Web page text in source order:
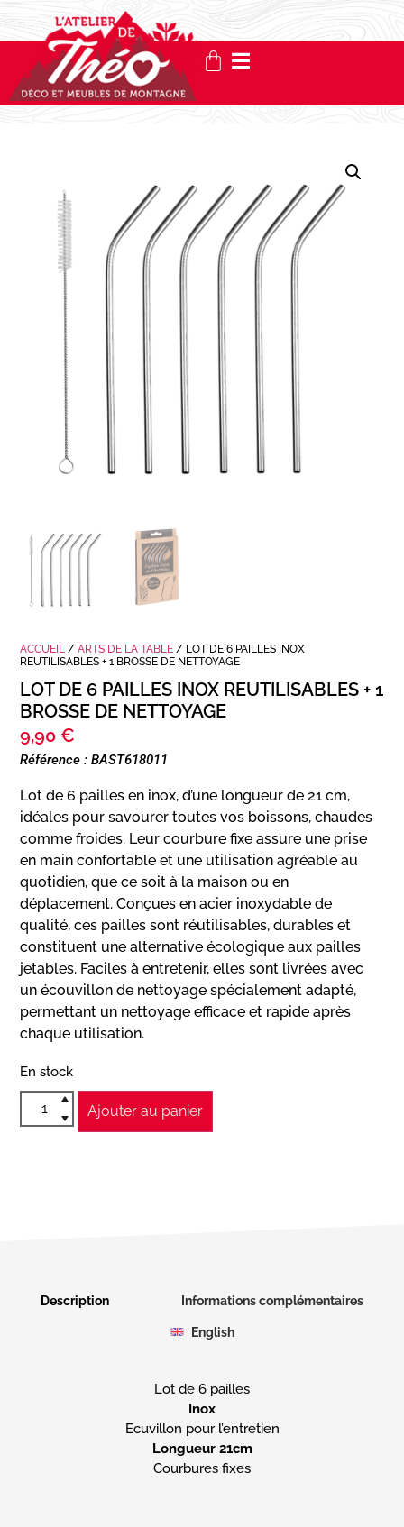
ACCUEIL /ARTS DE LA TABLE / LOT DE 6 PAILLES INOX
REUTILISABLES + 1 BROSSE DE NETTOYAGE
LOT DE 6 PAILLES INOX REUTILISABLES + 1
BROSSE DE NETTOYAGE
9,90 €
Référence : BAST618011
Lot de 6 pailles en inox, d’une longueur de 21 cm,
idéales pour savourer toutes vos boissons, chaudes
comme froides. Leur courbure fixe assure une prise
en main confortable et une utilisation agréable au
quotidien, que ce soit à la maison ou en
déplacement. Conçues en acier inoxydable de
qualité, ces pailles sont réutilisables, durables et
constituent une alternative écologique aux pailles
jetables. Faciles à entretenir, elles sont livrées avec
un écouvillon de nettoyage spécialement adapté,
permettant un nettoyage efficace et rapide après
chaque utilisation.
En stock
Ajouter au panier
Description Informations complémentaires
English
Longueur 21cm
Courbures fixes